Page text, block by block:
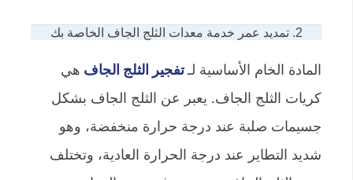
2. تمديد عمر خدمة معدات الثلج الجاف الخاصة بك
المادة الخام الأساسية لـتفجير الثلج الجاف هي
كريات الثلج الجاف. يعبر عن الثلج الجاف بشكل
جسيمات صلبة عند درجة حرارة منخفضة، وهو
شديد التطاير عند درجة الحرارة العادية، وتختلف